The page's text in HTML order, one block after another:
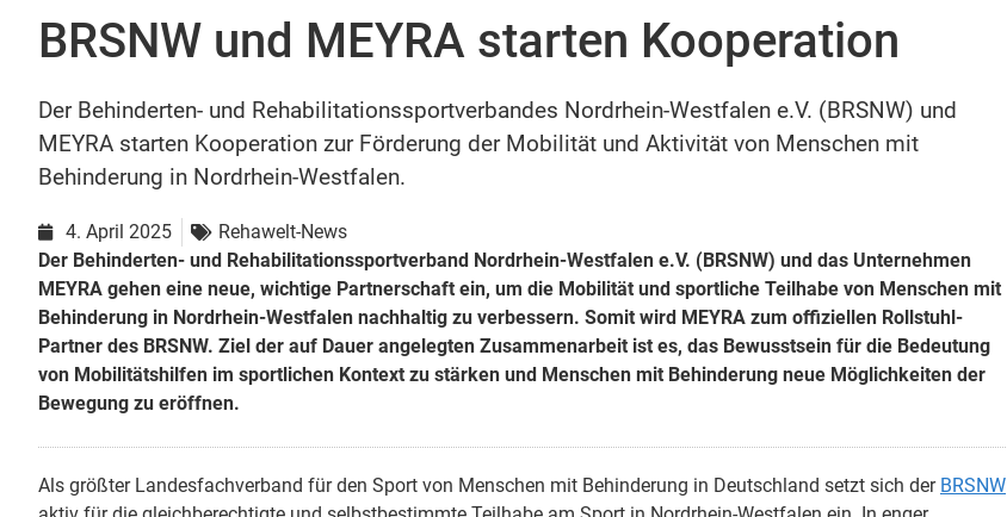
BRSNW und MEYRA starten Kooperation
Der Behinderten- und Rehabilitationssportverbandes Nordrhein-Westfalen e.V. (BRSNW) und
MEYRA starten Kooperation zur Förderung der Mobilität und Aktivität von Menschen mit
Behinderung in Nordrhein-Westfalen.
4. April 2025
Rehawelt-News
Der Behinderten- und Rehabilitationssportverband Nordrhein-Westfalen e.V. (BRSNW) und das Unternehmen
MEYRA gehen eine neue, wichtige Partnerschaft ein, um die Mobilität und sportliche Teilhabe von Menschen mit
Behinderung in Nordrhein-Westfalen nachhaltig zu verbessern. Somit wird MEYRA zum offiziellen Rollstuhl-
Partner des BRSNW. Ziel der auf Dauer angelegten Zusammenarbeit ist es, das Bewusstsein für die Bedeutung
von Mobilitätshilfen im sportlichen Kontext zu stärken und Menschen mit Behinderung neue Möglichkeiten der
Bewegung zu eröffnen.
Als größter Landesfachverband für den Sport von Menschen mit Behinderung in Deutschland setzt sich der BRSNW